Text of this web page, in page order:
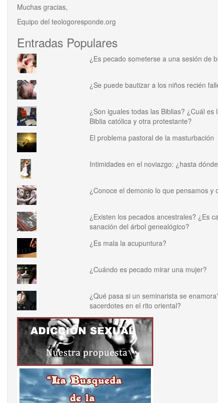
Muchas gracias,
Equipo del teologoresponde.org
Entradas Populares
¿Es pecado someterse a una sesión de
¿Se puede bautizar a los niños recién
¿Son iguales todas las Biblias? ¿Cuál
Biblia católica y otra protestante?
El problema pastoral de la masturbación
Intimidades en el noviazgo: ¿hasta
¿Conoce el demonio lo que pensamos y
¿Existen los pecados ancestrales? ¿Es
sanación del árbol genealógico?
¿Es mala la acupuntura?
¿Cuándo es pecado mirar una mujer?
¿Qué pasa si un seminarista se
sacerdotes en el rito oriental?